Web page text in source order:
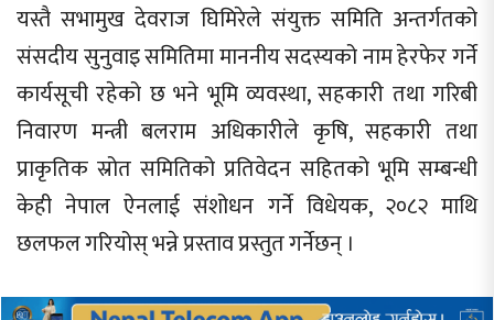
यस्तै सभामुख देवराज घिमिरेले संयुक्त समिति अन्तर्गतको
संसदीय सुनुवाइ समितिमा माननीय सदस्यको नाम हेरफेर गर्ने
कार्यसूची रहेको छ भने भूमि व्यवस्था, सहकारी तथा गरिबी
निवारण मन्त्री बलराम अधिकारीले कृषि, सहकारी तथा
प्राकृतिक स्रोत समितिको प्रतिवेदन सहितको भूमि सम्बन्धी
केही नेपाल ऐनलाई संशोधन गर्ने विधेयक, २०८२ माथि
छलफल गरियोस् भन्ने प्रस्ताव प्रस्तुत गर्नेछन् ।